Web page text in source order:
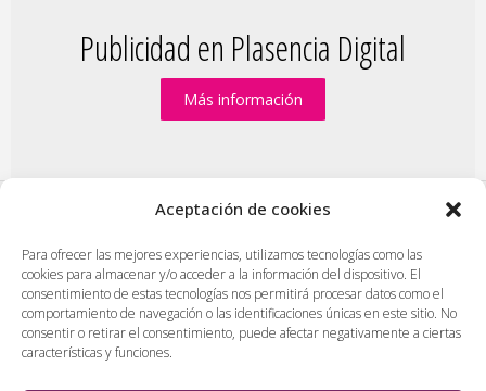
Aceptación de cookies
Para ofrecer las mejores experiencias, utilizamos tecnologías como las
cookies para almacenar y/o acceder a la información del dispositivo. El
consentimiento de estas tecnologías nos permitirá procesar datos como el
comportamiento de navegación o las identificaciones únicas en este sitio. No
consentir o retirar el consentimiento, puede afectar negativamente a ciertas
características y funciones.
Publicidad en Plasencia Digital
Más información
PlasenciaDigital.com | Formulario de contacto
Publicidad en Plasencia Digital
|
Política de cookies (UE)
| Protección de datos
|
Aviso legal
| Diseño web en Plasencia